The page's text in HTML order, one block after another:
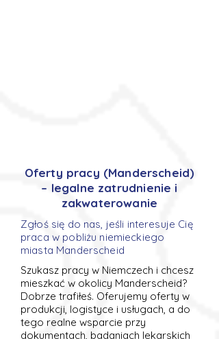
Oferty pracy (Manderscheid)
– legalne zatrudnienie i
zakwaterowanie
Zgłoś się do nas, jeśli interesuje Cię
praca w pobliżu niemieckiego
miasta Manderscheid
Szukasz pracy w Niemczech i chcesz
mieszkać w okolicy Manderscheid?
Dobrze trafiłeś. Oferujemy oferty w
produkcji, logistyce i usługach, a do
tego realne wsparcie przy
dokumentach, badaniach lekarskich